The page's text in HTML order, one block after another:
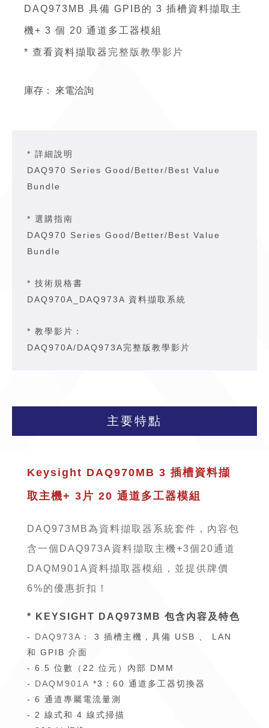
DAQ973MB 具備 GPIB的 3 插槽資料擷取主
機+ 3 個 20 通道多工器模組
* 查看資料擷取器 完整版教學影片
庫存： 來電洽詢
* 詳細說明
DAQ970 Series Good/Better/Best Value
Bundle
* 選購指南
DAQ970 Series Good/Better/Best Value
Bundle
* 技術規格書
DAQ970A_DAQ973A 資料擷取系統
* 教學影片：
DAQ970A/DAQ973A完整版教學影片
主要特點
Keysight DAQ970MB 3 插槽資料擷
取主機+ 3片 20 通道多工器模組
DAQ973MB為資料擷取器系統套件，內容包
含一個DAQ973A資料擷取主機+3個20通道
DAQM901A資料擷取器模組，並提供牌價
6%的優惠折扣！
* KEYSIGHT DAQ973MB 包含內容及特色
- DAQ973A ： 3 插槽主機，具備 USB 、 LAN
和 GPIB 介面
- 6.5 位數（22 位元）內部 DMM
- DAQM901A *3：60 通道多工器切換器
- 6 通道專屬電流量測
- 2 線式和 4 線式掃描